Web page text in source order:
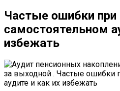
Частые ошибки при
самостоятельном
избежать